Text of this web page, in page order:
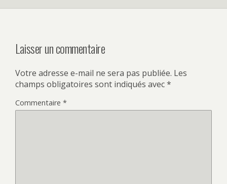
Laisser un commentaire
Votre adresse e-mail ne sera pas publiée. Les
champs obligatoires sont indiqués avec*
Commentaire *